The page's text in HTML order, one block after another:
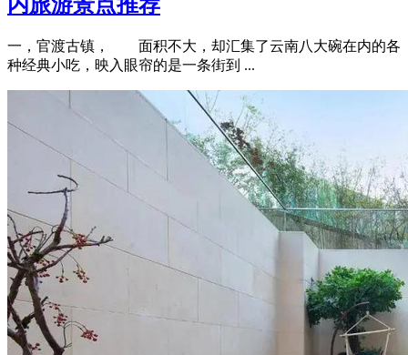
一，官渡古镇， 面积不大，却汇集了云南八大碗在内的各
种经典小吃，映入眼帘的是一条街到 ...